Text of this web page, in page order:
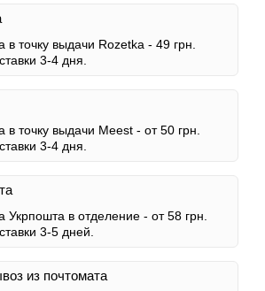
в точку выдачи Rozetka - 49 грн.
3-4 дня.
в точку выдачи Meest - от 50 грн.
3-4 дня.
Укрпошта в отделение - от 58 грн.
3-5 дней.
из почтомата